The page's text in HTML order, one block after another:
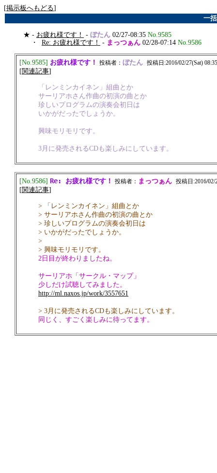
[掲示板へもどる]
一
★ - お疲れ様です！ - ぼたん 02/27-08:35 No.9585
・ Re: お疲れ様です！ - まっつぁん 02/28-07:14 No.9586
[No.9585] お疲れ様です！ 投稿者： ぼたん 投稿日:2016/02/27(Sat)
[関連記事]
「レンミンカイネン」組曲とか
サーリアホさん作曲の初演の曲とか
珍しいプログラムの演奏会初日は
いかがだったでしょうか。
興味モリモリです。
3月に発売されるCDも楽しみにしています。
[No.9586] Re: お疲れ様です！ 投稿者： まっつぁん 投稿日:2016/02/
[関連記事]
> 「レンミンカイネン」組曲とか
> サーリアホさん作曲の初演の曲とか
> 珍しいプログラムの演奏会初日は
> いかがだったでしょうか。
>
> 興味モリモリです。
2日目が終わりましたね。
サーリアホ「サークル・マップ」
少しだけ試聴してみました。
http://ml.naxos.jp/work/3557651
> 3月に発売されるCDも楽しみにしています。
同じく、すごく楽しみに待ってます。